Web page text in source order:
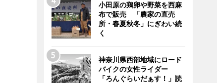
小田原の鶏卵や野菜を西麻
布で販売 「農家の直売
所・春夏秋冬」にぎわい続
く
神奈川県西部地域にロード
バイクの女性ライダー
「ろんぐらいだぁす！」読